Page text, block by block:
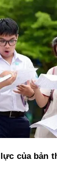
của bản